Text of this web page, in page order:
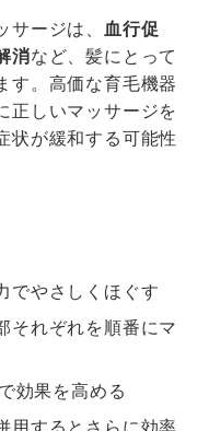
ージは、 血行促
消など、髪にとって
す。高価な育毛機器
正しいマッサージを
状が緩和する可能性
でやさしくほぐす
それぞれを順番にマ
効果を高める
用するとさらに効率